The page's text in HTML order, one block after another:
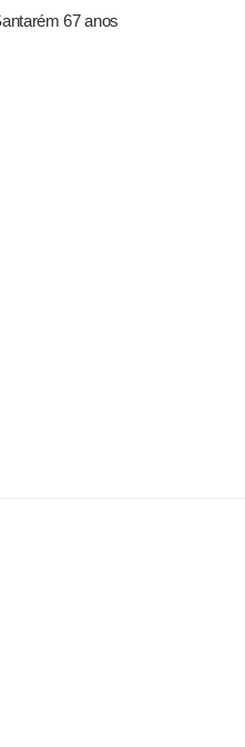
67 anos